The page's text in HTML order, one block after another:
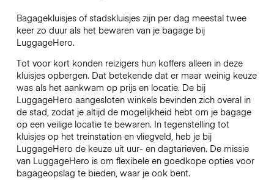
Bagagekluisjes of stadskluisjes zijn per dag meestal twee
keer zo duur als het bewaren van je bagage bij
LuggageHero.
Tot voor kort konden reizigers hun koffers alleen in deze
kluisjes opbergen. Dat betekende dat er maar weinig keuze
was als het aankwam op prijs en locatie. De bij
LuggageHero aangesloten winkels bevinden zich overal in
de stad, zodat je altijd de mogelijkheid hebt om je bagage
op een veilige locatie te bewaren. In tegenstelling tot
kluisjes op het treinstation en vliegveld, heb je bij
LuggageHero de keuze uit uur- en dagtarieven. De missie
van LuggageHero is om flexibele en goedkope opties voor
bagageopslag te bieden, waar je ook bent.